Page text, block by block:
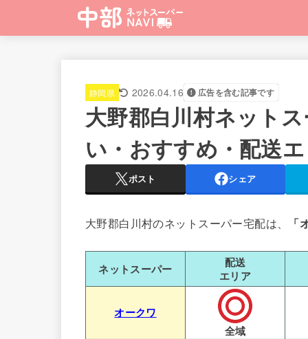
静岡県 2026.04.16 広告を含む記事です
大野郡白川村ネット
い・おすすめ・配送
ポスト シェア
大野郡白川村のネットスーパー宅配は、 「
ネットスーパー
配送
エリア
オークワ
全域